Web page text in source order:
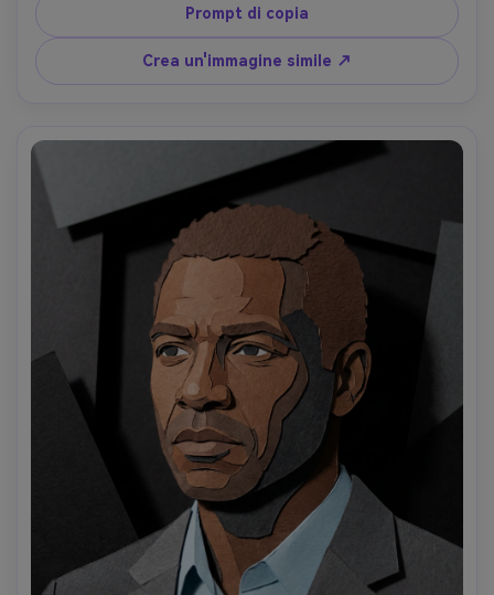
studio fatto di pannelli di cartone pastello impilati,
morbida luce chiave diffusa con delicata carta-ombre
gette tra gli strati, inquadratura close-up 4:5, bordi
tagliati nitidi, cuciture di colla sottili, trama fatta a mano,
Prompt di copia
Crea un'immagine simile ↗